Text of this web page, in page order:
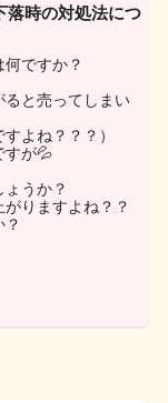
落時の対処法につ
ですか？
ると売ってしまい
よね？？？）
すが💦
うか？
りますよね？？